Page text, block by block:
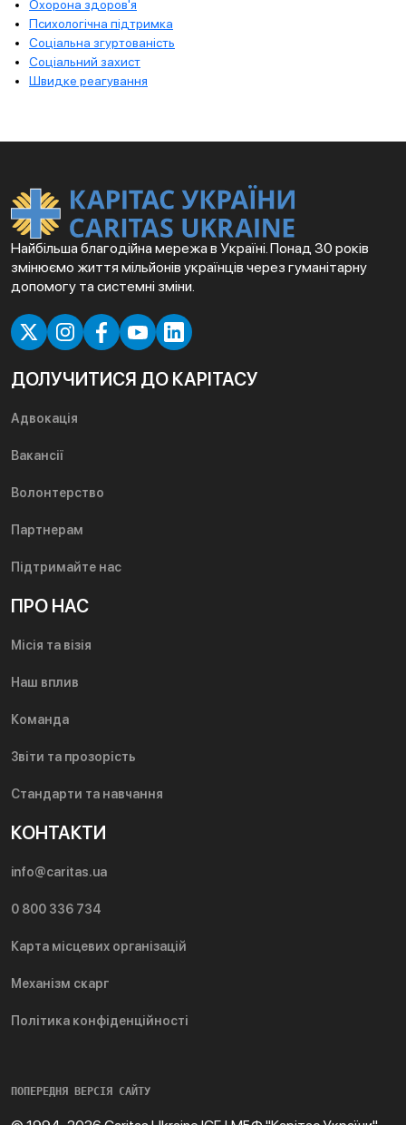
Охорона здоров'я
Психологічна підтримка
Соціальна згуртованість
Соціальний захист
Швидке реагування
Найбільша благодійна мережа в Україні. Понад 30 років
змінюємо життя мільйонів українців через гуманітарну
допомогу та системні зміни.
ДОЛУЧИТИСЯ ДО КАРІТАСУ
Адвокація
Вакансії
Волонтерство
Партнерам
Підтримайте нас
ПРО НАС
Місія та візія
Наш вплив
Команда
Звіти та прозорість
Стандарти та навчання
КОНТАКТИ
info@caritas.ua
0 800 336 734
Карта місцевих організацій
Механізм скарг
Політика конфіденційності
ПОПЕРЕДНЯ ВЕРСІЯ САЙТУ